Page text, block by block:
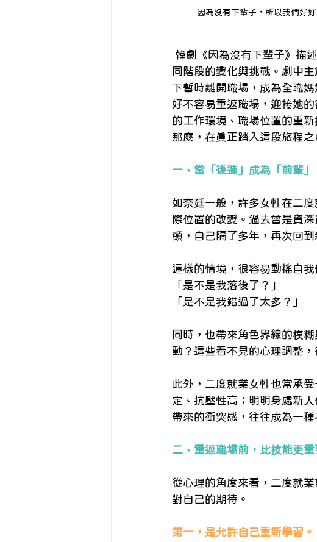
因為沒有下輩子，所以我們好
韓劇《因為沒有下輩子》描
同階段的變化與挑戰。劇中
下暫時離開職場，成為全職
好不容易重返職場，迎接她
的工作環境、職場位置的重
那麼，在真正踏入這段旅程
一、當「後進」成為「前輩
如奈廷一般，許多女性在二
際位置的改變。過去曾是資
頭，自己隔了多年，再次回到
這樣的情境，很容易動搖自
「是不是我落後了？」
「是不是我錯過了太多？」
同時，也帶來角色界線的模
動？這些看不見的心理調整
此外，二度就業女性也常承
定、抗壓性高；明明身處新
帶來的衝突感，往往成為一
二、重返職場前，比技能更
從心理的角度來看，二度就
對自己的期待。
第一，是允許自己重新學習。